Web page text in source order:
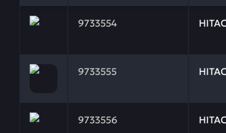
9733554
Заказывая запчасти у нас, вы
9733555
Заказывая запчасти у нас, вы
9733556
Заказывая запчасти у нас, вы